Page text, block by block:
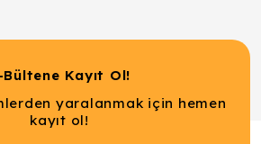
Bültene Kayıt Ol!
yaralanmak için hemen
kayıt ol!